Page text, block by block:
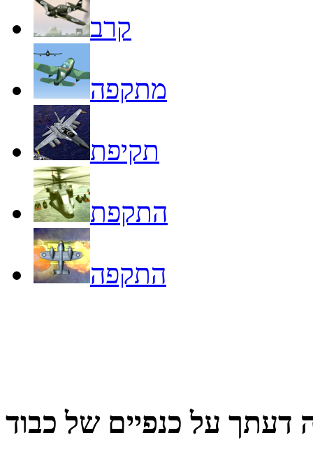
קרב
מתקפה
תקיפת
התקפת
התקפה
דעתך על כנפיים של כבוד